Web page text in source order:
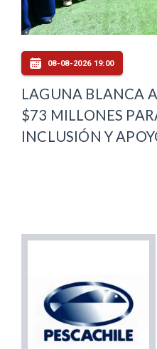
08-08-2026 19:00
LAGUNA BLANCA
$73 MILLONES
INCLUSIÓN Y